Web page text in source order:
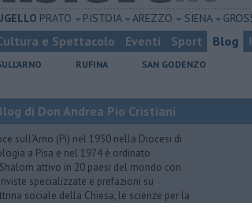
PRATO PISTOIA AREZZO SIENA
e Spettacolo Eventi Sport Blog
RUFINA SAN GODENZO
di Don Andrea Pio Cristiani
sull’Arno (Pi) nel 1950 nella Diocesi di
a Pisa e nel 1974 è ordinato
attivo in 20 paesi del mondo con
specializzate e prefazioni su
sociale della Chiesa, le scienze per la